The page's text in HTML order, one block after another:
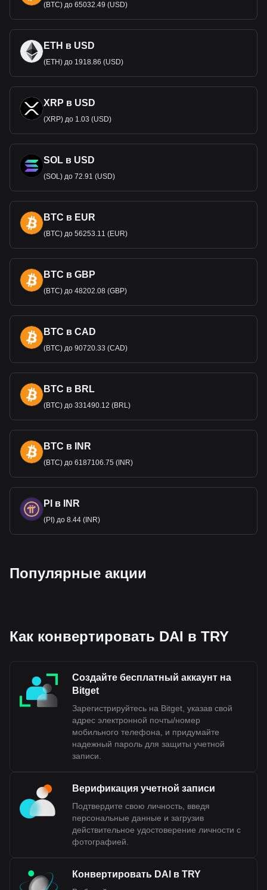
(BTC) до 65032.49 (USD)
ETH в USD
(ETH) до 1918.86 (USD)
XRP в USD
(XRP) до 1.03 (USD)
SOL в USD
(SOL) до 72.91 (USD)
BTC в EUR
(BTC) до 56253.11 (EUR)
BTC в GBP
(BTC) до 48202.08 (GBP)
BTC в CAD
(BTC) до 90720.33 (CAD)
BTC в BRL
(BTC) до 331490.12 (BRL)
BTC в INR
(BTC) до 6187106.75 (INR)
PI в INR
(PI) до 8.44 (INR)
Популярные акции
Как конвертировать DAI в TRY
Создайте бесплатный аккаунт на
Bitget
Зарегистрируйтесь на Bitget, указав свой
адрес электронной почты/номер
мобильного телефона, и придумайте
надежный пароль для защиты учетной
записи.
Верификация учетной записи
Подтвердите свою личность, введя
персональные данные и загрузив
действительное удостоверение личности с
фотографией.
Конвертировать DAI в TRY